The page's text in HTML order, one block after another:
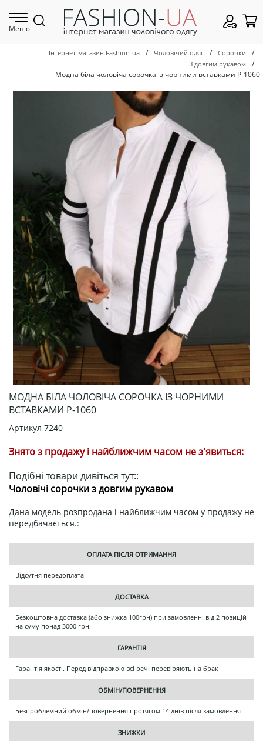
Меню
Інтернет-магазин Fashion-ua / Чоловічий одяг / Сорочки /
З довгим рукавом
/
Модна біла чоловіча сорочка із чорними вставками Р-1060
МОДНА БІЛА ЧОЛОВІЧА СОРОЧКА ІЗ ЧОРНИМИ
ВСТАВКАМИ Р-1060
Артикул 7240
Знято з продажу і найближчим часом не з'явиться:
Подібні товари дивіться тут::
Чоловічі сорочки з довгим рукавом
Дана модель розпродана і найближчим часом у продажу не
передбачається.:
ОПЛАТА ПІСЛЯ ОТРИМАННЯ
Відсутня передоплата
ДОСТАВКА
Безкоштовна доставка (або знижка 100грн) при замовленні від 2 позицій
на суму понад 3000 грн.
ГАРАНТІЯ
Гарантія якості. Перед відправкою всі речі перевіряють на брак
ОБМІН/ПОВЕРНЕННЯ
Безпроблемний обмін/повернення протягом 14 днів після замовлення
ЗНИЖКИ